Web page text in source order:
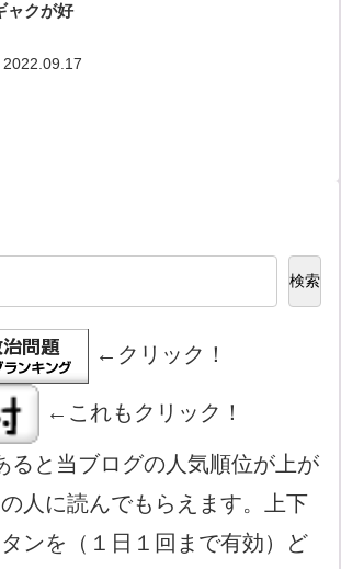
ャクが好
2022.09.17
検索
←クリック！
←これもクリック！
ると当ブログの人気順位が上が
人に読んでもらえます。上下
ンを（１日１回まで有効）ど